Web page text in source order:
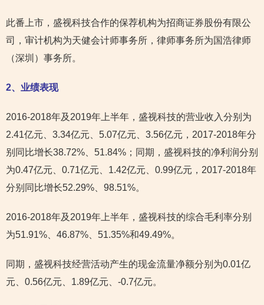
此番上市，盛视科技合作的保荐机构为招商证券股份有限公
司，审计机构为天健会计师事务所，律师事务所为国浩律师
（深圳）事务所。
2、业绩表现
2016-2018年及2019年上半年，盛视科技的营业收入分别为
2.41亿元、3.34亿元、5.07亿元、3.56亿元，2017-2018年分
别同比增长38.72%、51.84%；同期，盛视科技的净利润分别
为0.47亿元、0.71亿元、1.42亿元、0.99亿元，2017-2018年
分别同比增长52.29%、98.51%。
2016-2018年及2019年上半年，盛视科技的综合毛利率分别
为51.91%、46.87%、51.35%和49.49%。
同期，盛视科技经营活动产生的现金流量净额分别为0.01亿
元、0.56亿元、1.89亿元、-0.7亿元。